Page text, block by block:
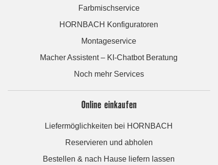
Farbmischservice
HORNBACH Konfiguratoren
Montageservice
Macher Assistent – KI-Chatbot Beratung
Noch mehr Services
Online einkaufen
Liefermöglichkeiten bei HORNBACH
Reservieren und abholen
Bestellen & nach Hause liefern lassen